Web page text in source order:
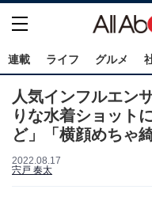
連載 ライフ グルメ
人気インフルエン
りな水着ショット
ど」「横顔めちゃ綺
2022.08.17
宍戸 奏太